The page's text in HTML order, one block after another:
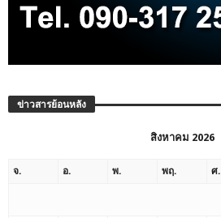
ข่าวสารย้อนหลัง
สิงหาคม 2026
จ. อ. พ. พฤ. ศ.